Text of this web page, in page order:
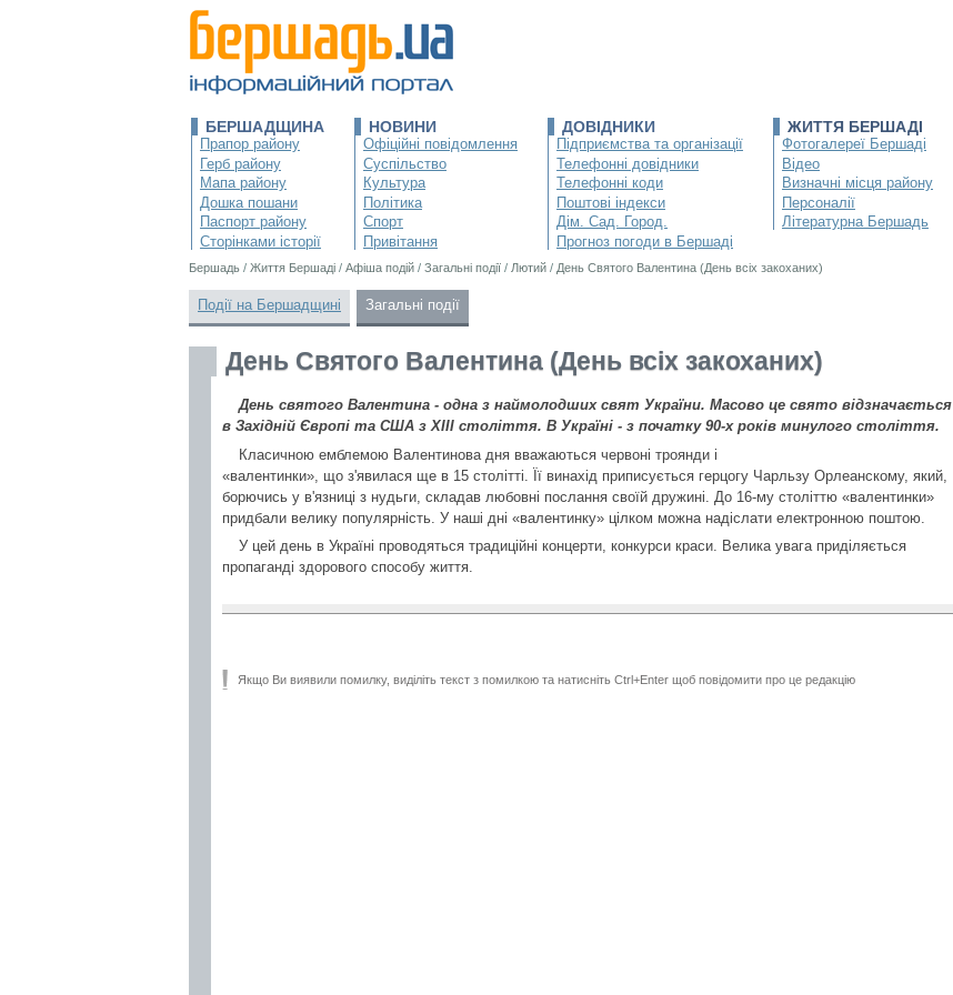
БЕРШАДЩИНА
Прапор району
Герб району
Мапа району
Дошка пошани
Паспорт району
Сторінками історії
НОВИНИ
Офіційні повідомлення
Суспільство
Культура
Політика
Спорт
Привітання
ДОВІДНИКИ
Підприємства та організації
Телефонні довідники
Телефонні коди
Поштові індекси
Дім. Сад. Город.
Прогноз погоди в Бершаді
ЖИТТЯ БЕРШАДІ
Фотогалереї Бершаді
Відео
Визначні місця району
Персоналії
Літературна Бершадь
Бершадь / Життя Бершаді / Афіша подій / Загальні події / Лютий / День Святого Валентина (День всіх закоханих)
Події на Бершадщині Загальні події
День Святого Валентина (День всіх закоханих)
День святого Валентина - одна з наймолодших свят України. Масово це свято відзначається
в Західній Європі та США з ХIII століття. В Україні - з початку 90-х років минулого століття.
Класичною емблемою Валентинова дня вважаються червоні троянди і
«валентинки», що з'явилася ще в 15 столітті. Її винахід приписується герцогу Чарльзу Орлеанскому, який,
борючись у в'язниці з нудьги, складав любовні послання своїй дружині. До 16-му століттю «валентинки»
придбали велику популярність. У наші дні «валентинку» цілком можна надіслати електронною поштою.
У цей день в Україні проводяться традиційні концерти, конкурси краси. Велика увага приділяється
пропаганді здорового способу життя.
Якщо Ви виявили помилку, виділіть текст з помилкою та натисніть Ctrl+Enter щоб повідомити про це редакцію